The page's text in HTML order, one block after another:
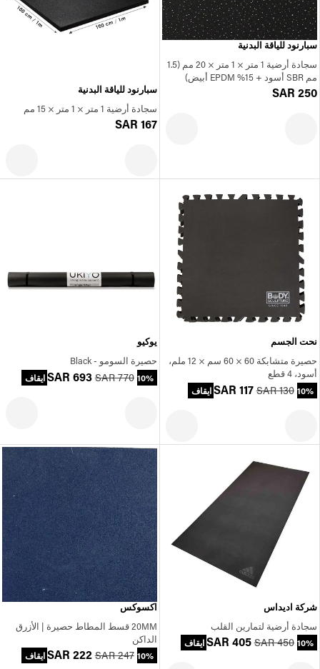
سبارنود للياقة البدنية
سجادة أرضية 1 متر × 1 متر × 20 مم (1.5
مم SBR أسود + 15% EPDM أبيض)
SAR 250
سبارنود للياقة البدنية
سجادة أرضية 1 متر × 1 متر × 15 مم
SAR 167
نحت الجسم
حصيرة متشابكة 60 × 60 سم × 12 ملم،
أسود، 4 قطع
SAR 117 SAR 130 10% ايقاف
يوكيو
حصيرة السومو - Black
SAR 693 SAR 770 10% ايقاف
شركة اديداس
سجادة أرضية لتمارين القلب
SAR 405 SAR 450 10% ايقاف
اكسوكس
20MM قسط المطاط حصيرة | الأزرق
الداكن
SAR 222 SAR 247 10% ايقاف